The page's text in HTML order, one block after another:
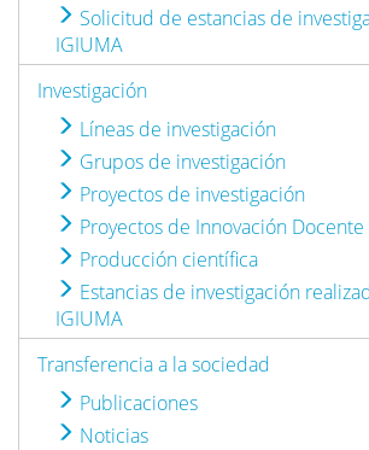
Solicitud de estancias de
IGIUMA
Investigación
Líneas de investigación
Grupos de investigación
Proyectos de investigación
Proyectos de Innovación Docente
Producción científica
Estancias de investigación
IGIUMA
Transferencia a la sociedad
Publicaciones
Noticias